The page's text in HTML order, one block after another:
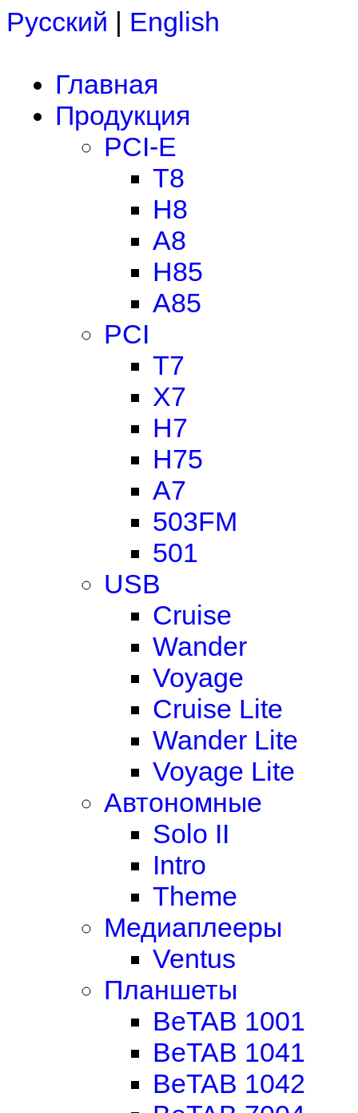
Русский | English
Главная
Продукция
PCI-E
T8
H8
A8
H85
A85
PCI
T7
X7
H7
H75
A7
503FM
501
USB
Cruise
Wander
Voyage
Cruise Lite
Wander Lite
Voyage Lite
Автономные
Solo II
Intro
Theme
Медиаплееры
Ventus
Планшеты
BeTAB 1001
BeTAB 1041
BeTAB 1042